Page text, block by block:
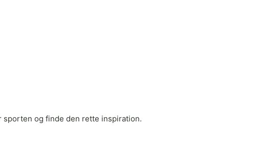
sporten og finde den rette inspiration.